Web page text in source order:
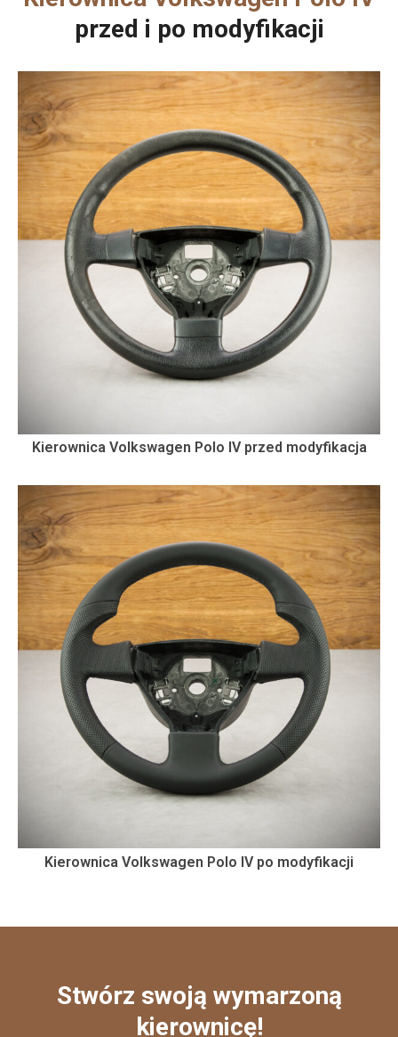
przed i po modyfikacji
Kierownica Volkswagen Polo IV przed modyfikacja
Kierownica Volkswagen Polo IV po modyfikacji
Stwórz swoją wymarzoną
kierownicę!